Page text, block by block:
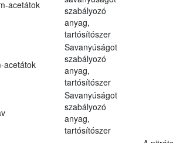
acetátok
szabályozó
anyag,
tartósítószer
acetátok
Savanyúságot
szabályozó
anyag,
tartósítószer
Savanyúságot
szabályozó
anyag,
tartósítószer